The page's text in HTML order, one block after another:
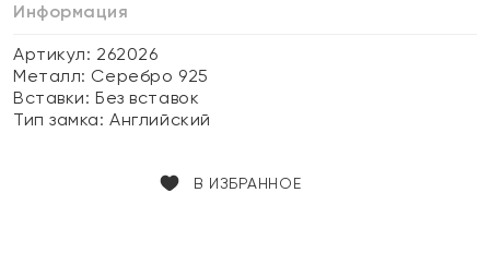
Информация
Артикул: 262026
Металл: Серебро 925
Вставки:Без вставок
Тип замка:Английский
В ИЗБРАННОЕ